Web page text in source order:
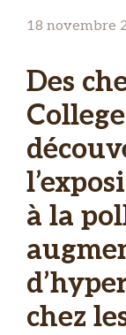
18 novembre
Des
à la
chez